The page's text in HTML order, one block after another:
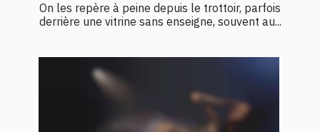
On les repère à peine depuis le trottoir, parfois
derrière une vitrine sans enseigne, souvent au...